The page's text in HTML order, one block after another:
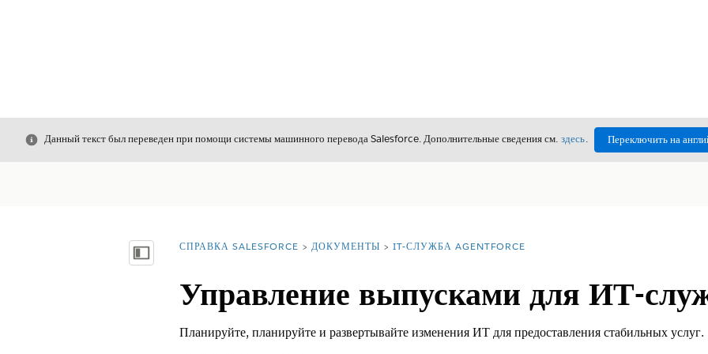
Закрыть
Данный текст был переведен при помощи системы машинного перевода Salesforce. Дополнительные сведения см. здесь. Переключить на
Показать содержание
Вы находитесь здесь:
СПРАВКА SALESFORCE ДОКУМЕНТЫ IT-СЛУЖБА AGENTFORCE
Управление выпусками для ИТ-
Планируйте, планируйте и развертывайте изменения ИТ для предоставления стабильных услуг.